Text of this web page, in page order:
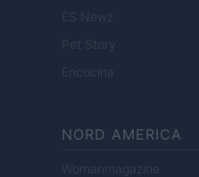
ES Newz
Pet Story
Encocina
NORD AMERICA
Womanmagazine